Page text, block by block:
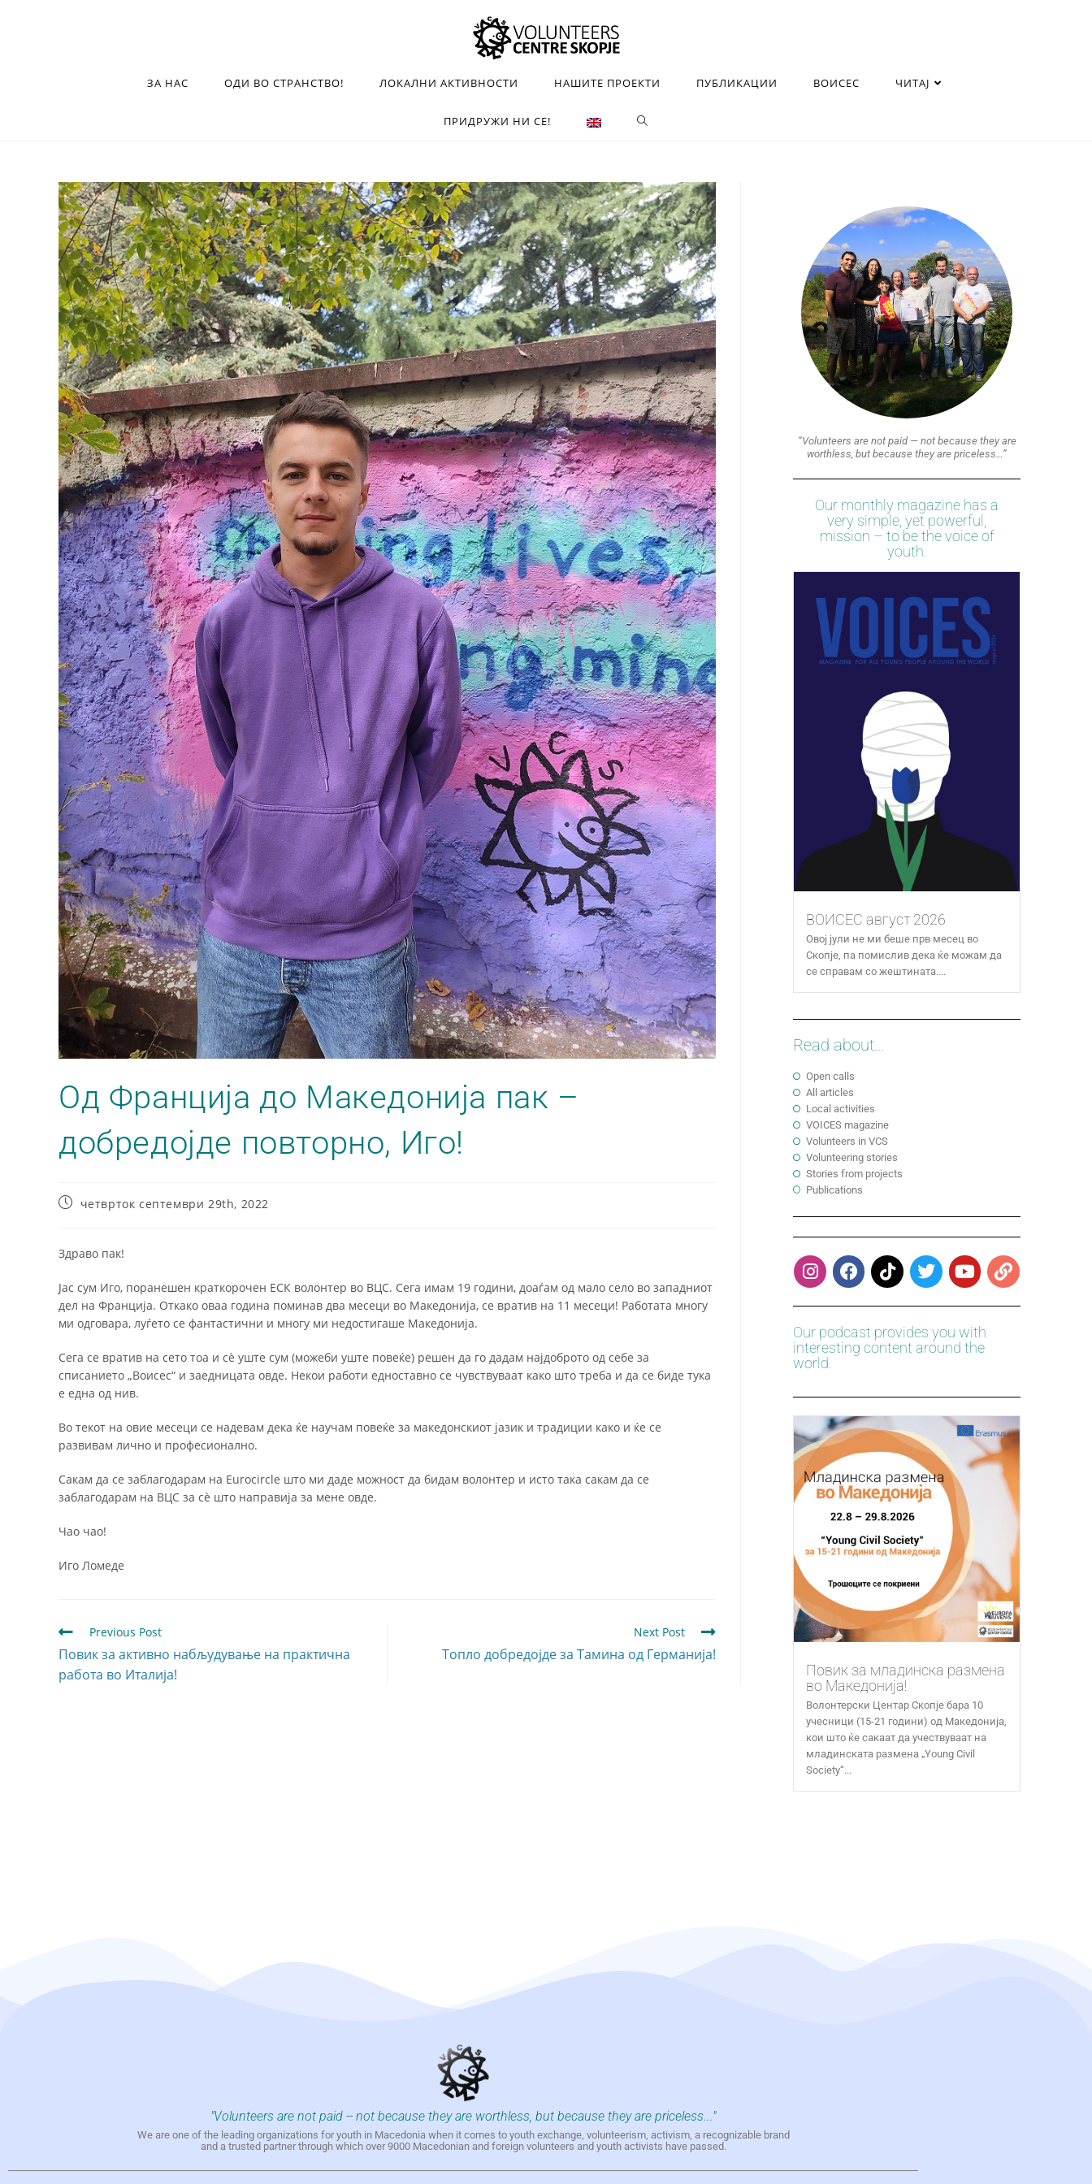
ЗА НАС ОДИ ВО СТРАНСТВО! ЛОКАЛНИ АКТИВНОСТИ НАШИТЕ ПРОЕКТИ ПУБЛИКАЦИИ ВОИСЕС ЧИТАЈ
ПРИДРУЖИ НИ СЕ!
Од Франција до Македонија пак –
добредојде повторно, Иго!
четврток септември 29th, 2022
Здраво пак!
Јас сум Иго, поранешен краткорочен ЕСК волонтер во ВЦС. Сега имам 19 години, доаѓам од мало село во западниот
дел на Франција. Откако оваа година поминав два месеци во Македонија, се вратив на 11 месеци! Работата многу
ми одговара, луѓето се фантастични и многу ми недостигаше Македонија.
Сега се вратив на сето тоа и сè уште сум (можеби уште повеќе) решен да го дадам најдоброто од себе за
списанието „Воисес“ и заедницата овде. Некои работи едноставно се чувствуваат како што треба и да се биде тука
е една од нив.
Во текот на овие месеци се надевам дека ќе научам повеќе за македонскиот јазик и традиции како и ќе се
развивам лично и професионално.
Сакам да се заблагодарам на Eurocircle што ми даде можност да бидам волонтер и исто така сакам да се
заблагодарам на ВЦС за сè што направија за мене овде.
Чао чао!
Иго Ломеде
Previous Post
Повик за активно набљудување на практична
работа во Италија!
Next Post
Топло добредојде за Тамина од Германија!
“Volunteers are not paid — not because they are
worthless, but because they are priceless…”
Our monthly magazine has a
very simple, yet powerful,
mission – to be the voice of
youth.
ВОИСЕС август 2026
Овој јули не ми беше прв месец во
Скопје, па помислив дека ќе можам да
се справам со жештината....
Read about...
Open calls
All articles
Local activities
VOICES magazine
Volunteers in VCS
Volunteering stories
Stories from projects
Publications
Our podcast provides you with
interesting content around the
world.
Повик за младинска размена
во Македонија!
Волонтерски Центар Скопје бара 10
учесници (15-21 години) од Македонија,
кои што ќе сакаат да учествуваат на
младинската размена „Young Civil
Society“...
"Volunteers are not paid -- not because they are worthless, but because they are priceless..."
We are one of the leading organizations for youth in Macedonia when it comes to youth exchange, volunteerism, activism, a recognizable brand
and a trusted partner through which over 9000 Macedonian and foreign volunteers and youth activists have passed.